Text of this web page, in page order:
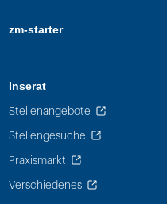
zm-starter
Inserat
Stellenangebote
Stellengesuche
Praxismarkt
Verschiedenes